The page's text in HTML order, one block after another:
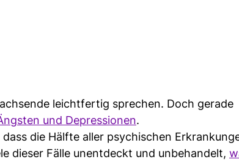
leichtfertig sprechen. Doch gerade
und Depressionen.
die Hälfte aller psychischen
dieser Fälle unentdeckt und unbehandelt,